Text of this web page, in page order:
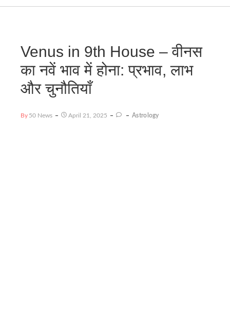
Venus in 9th House – वीनस
का नवें भाव में होना: प्रभाव, लाभ
और चुनौतियाँ
By 50 News April 21, 2025 Astrology